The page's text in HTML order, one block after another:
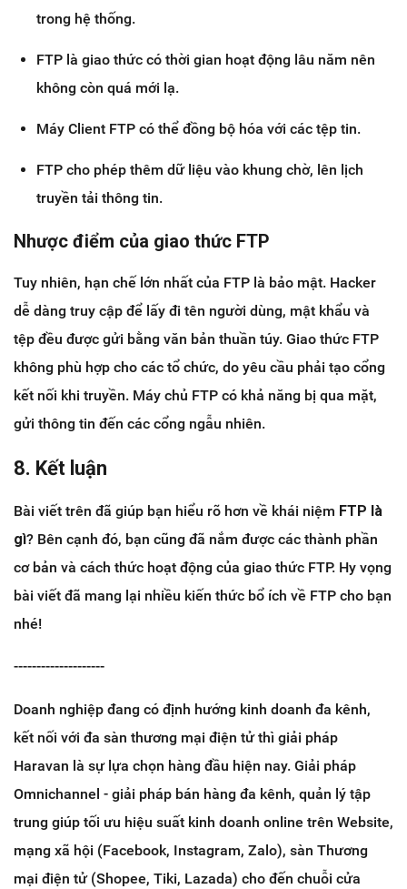
trong hệ thống.
FTP là giao thức có thời gian hoạt động lâu năm nên
không còn quá mới lạ.
Máy Client FTP có thể đồng bộ hóa với các tệp tin.
FTP cho phép thêm dữ liệu vào khung chờ, lên lịch
truyền tải thông tin.
Nhược điểm của giao thức FTP
Tuy nhiên, hạn chế lớn nhất của FTP là bảo mật. Hacker
dễ dàng truy cập để lấy đi tên người dùng, mật khẩu và
tệp đều được gửi bằng văn bản thuần túy. Giao thức FTP
không phù hợp cho các tổ chức, do yêu cầu phải tạo cổng
kết nối khi truyền. Máy chủ FTP có khả năng bị qua mặt,
gửi thông tin đến các cổng ngẫu nhiên.
8. Kết luận
Bài viết trên đã giúp bạn hiểu rõ hơn về khái niệm FTP là
gì? Bên cạnh đó, bạn cũng đã nắm được các thành phần
cơ bản và cách thức hoạt động của giao thức FTP. Hy vọng
bài viết đã mang lại nhiều kiến thức bổ ích về FTP cho bạn
nhé!
--------------------
Doanh nghiệp đang có định hướng kinh doanh đa kênh,
kết nối với đa sàn thương mại điện tử thì giải pháp
Haravan là sự lựa chọn hàng đầu hiện nay. Giải pháp
Omnichannel - giải pháp bán hàng đa kênh, quản lý tập
trung giúp tối ưu hiệu suất kinh doanh online trên Website,
mạng xã hội (Facebook, Instagram, Zalo), sàn Thương
mại điện tử (Shopee, Tiki, Lazada) cho đến chuỗi cửa